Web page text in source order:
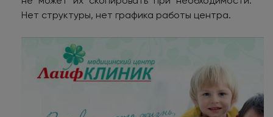
Нет структуры, нет графика работы центра.